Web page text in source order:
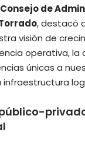
de
, destacó
visión de
operativa, la
únicas a